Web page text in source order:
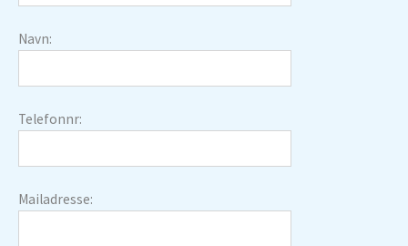
Navn:
Telefonnr:
Mailadresse: